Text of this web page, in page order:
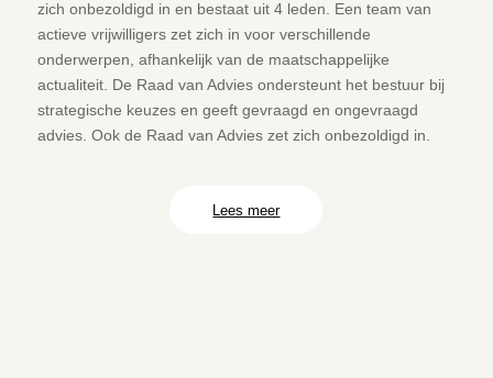
zich onbezoldigd in en bestaat uit 4 leden. Een team van
actieve vrijwilligers zet zich in voor verschillende
onderwerpen, afhankelijk van de maatschappelijke
actualiteit. De Raad van Advies ondersteunt het bestuur bij
strategische keuzes en geeft gevraagd en ongevraagd
advies. Ook de Raad van Advies zet zich onbezoldigd in.
Lees meer